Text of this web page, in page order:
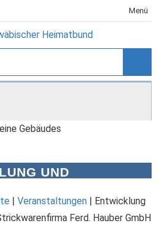
Menü
UND
FERD.
| Veranstaltungen | Entwicklung
Ferd. Hauber GmbH